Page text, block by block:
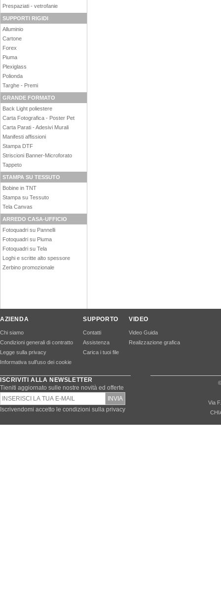
Prespaziati - vetrofanie
SUPPORTI RIGIDI
Alluminio
Cartone
Forex
Piuma
Plexiglass
Polionda
Targhe - Premi
GRANDE FORMATO
Back Light poliestere
Carta Fotografica - Poster Pet
Carta Parati - Adesivi Murali
Manifesti affissioni
Stampa DTF
Striscioni Banner-Microforato
Tappeto
STAMPA SU TESSUTO
Bobine in TNT
Stampa su Tessuto
Tela Canvas
ARREDO CASA-UFFICIO
Fotoquadri su Pannelli
Fotoquadri su Piuma
Fotoquadri su Tela
Loghi e scritte alto spessore
Zerbino promozionale
AZIENDA
Chi siamo
Condizioni generali di contratto
Legge sulla privacy
Informativa sull’uso dei cookie
SUPPORTO
Contatti
Assistenza
Carica i tuoi file
VIDEO
Video Guida
Realizzazione grafica
ISCRIVITI ALLA NEWSLETTER
Tieniti aggiornato sulle nostre novità ed offerte
Iscrivendomi accetto le condizioni sulla privacy
Via